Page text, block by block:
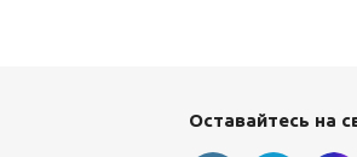
Оставайтесь на